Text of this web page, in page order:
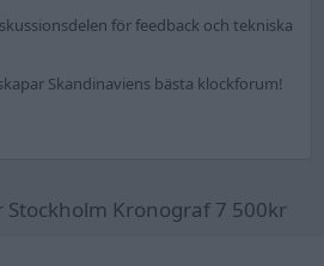
för feedback och tekniska
Skandinaviens bästa klockforum!
Stockholm Kronograf 7 500kr